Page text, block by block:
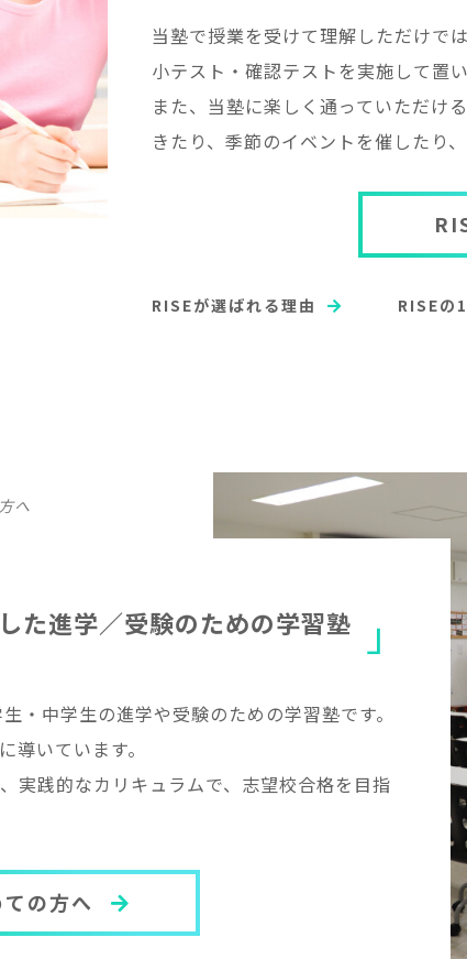
当塾で授業を受けて理解しただけで
小テスト・確認テストを実施して置
また、当塾に楽しく通っていただけ
きたり、季節のイベントを催したり
RISEが選ばれる理由 RISEの
へ
した進学／受験のための学習塾
・中学生の進学や受験のための学習塾です。
導いています。
実践的なカリキュラムで、志望校合格を目指
の方へ